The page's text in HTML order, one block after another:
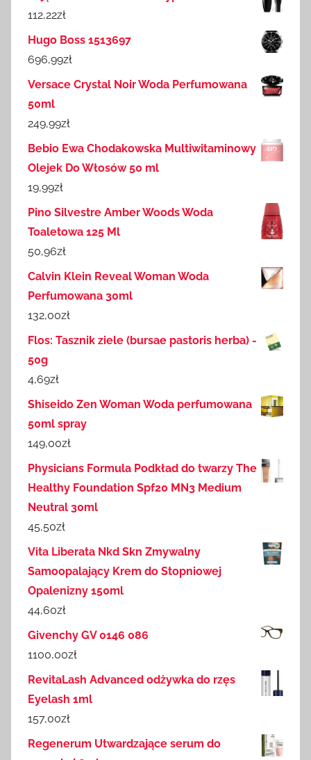
112,22zł
Hugo Boss 1513697
696,99zł
Versace Crystal Noir Woda Perfumowana
50ml
249,99zł
Bebio Ewa Chodakowska Multiwitaminowy
Olejek Do Włosów 50 ml
19,99zł
Pino Silvestre Amber Woods Woda
Toaletowa 125 Ml
50,96zł
Calvin Klein Reveal Woman Woda
Perfumowana 30ml
132,00zł
Flos: Tasznik ziele (bursae pastoris herba) -
50g
4,69zł
Shiseido Zen Woman Woda perfumowana
50ml spray
149,00zł
Physicians Formula Podkład do twarzy The
Healthy Foundation Spf20 MN3 Medium
Neutral 30ml
45,50zł
Vita Liberata Nkd Skn Zmywalny
Samoopalający Krem do Stopniowej
Opalenizny 150ml
44,60zł
Givenchy GV 0146 086
1100,00zł
RevitaLash Advanced odżywka do rzęs
Eyelash 1ml
157,00zł
Regenerum Utwardzające serum do